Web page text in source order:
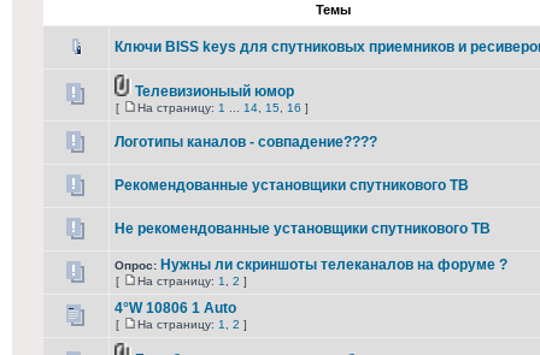
Темы
Ключи BISS keys для спутниковых приемников и
Телевизионыый юмор
[ На страницу: 1 14 15 16 ]
Логотипы каналов - совпадение????
Рекомендованные установщики спутникового ТВ
Не рекомендованные установщики спутникового ТВ
Опрос: Нужны ли скриншоты телеканалов на форуме ?
[ На страницу: 1 2 ]
4°W 10806 1 Auto
[ На страницу: 1 2 ]